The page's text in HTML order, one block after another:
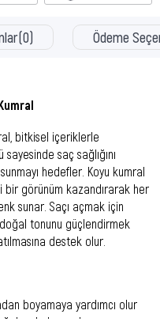
(0) Ödeme
bitkisel içeriklerle
saç sağlığını
hedefler. Koyu kumral
görünüm kazandırarak her
sunar. Saçı açmak için
tonunu güçlendirmek
destek olur.
boyamaya yardımcı olur
ve kalıcı renk sonucu sunar